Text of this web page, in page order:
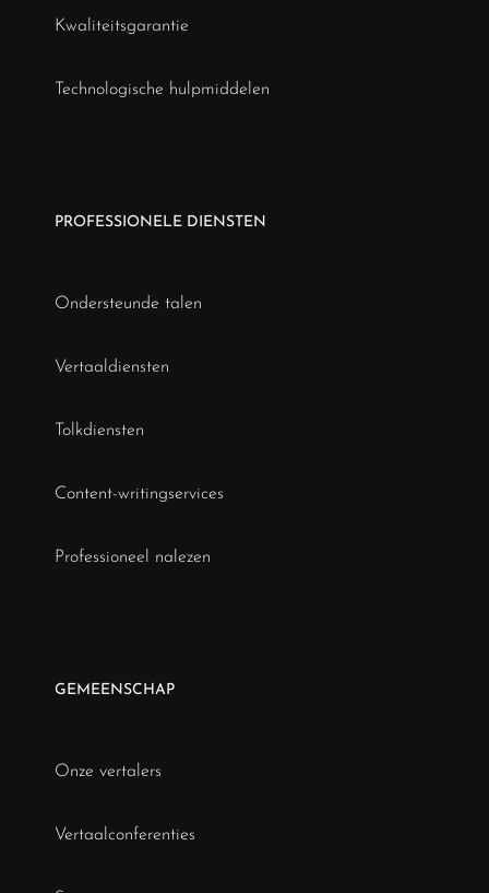
Kwaliteitsgarantie
Technologische hulpmiddelen
PROFESSIONELE DIENSTEN
Ondersteunde talen
Vertaaldiensten
Tolkdiensten
Content-writingservices
Professioneel nalezen
GEMEENSCHAP
Onze vertalers
Vertaalconferenties